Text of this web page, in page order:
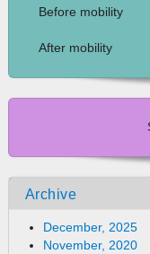
Before mobility
After mobility
Archive
December, 2025
November, 2020